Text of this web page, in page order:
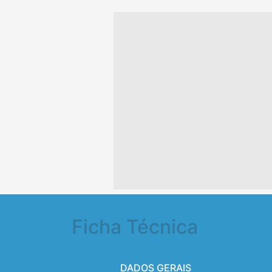
Ficha Técnica
DADOS GERAIS